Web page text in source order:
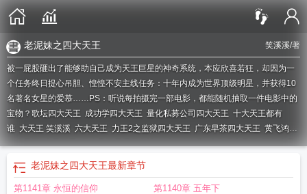
笑溪溪/著
老泥妹之四大天王
被一屁股砸出了能够助自己成为天王巨星的神奇系统，本应欣喜若狂，却因为一
个任务终日提心吊胆、惶惶不安主线任务：十年内成为世界顶级明星，并获得10
名著名女星的爱慕……PS：听说每拍摄完一部电影，都能随机抽取一件电影中的
宝物？ 歌坛四大天王 成功学四大天王 量化私募公司四大天王 十大天王都有
谁 大天王 笑溪溪 六大天王 力王2之监狱四大天王 广东早茶四大天王 黄飞鸿之
八大天王大天王星四大天王是哪四个神仙叫什么名字佛教四大天王新四大天
南京大学十大天王 风调雨顺四大天王
王 四大天王是哪四个
四小龙大天王暗黑四大天王 十二生肖四大天王大天王卡
老泥妹之四大天王最新章节
第1141章 永恒的信仰 第1140章 五年下